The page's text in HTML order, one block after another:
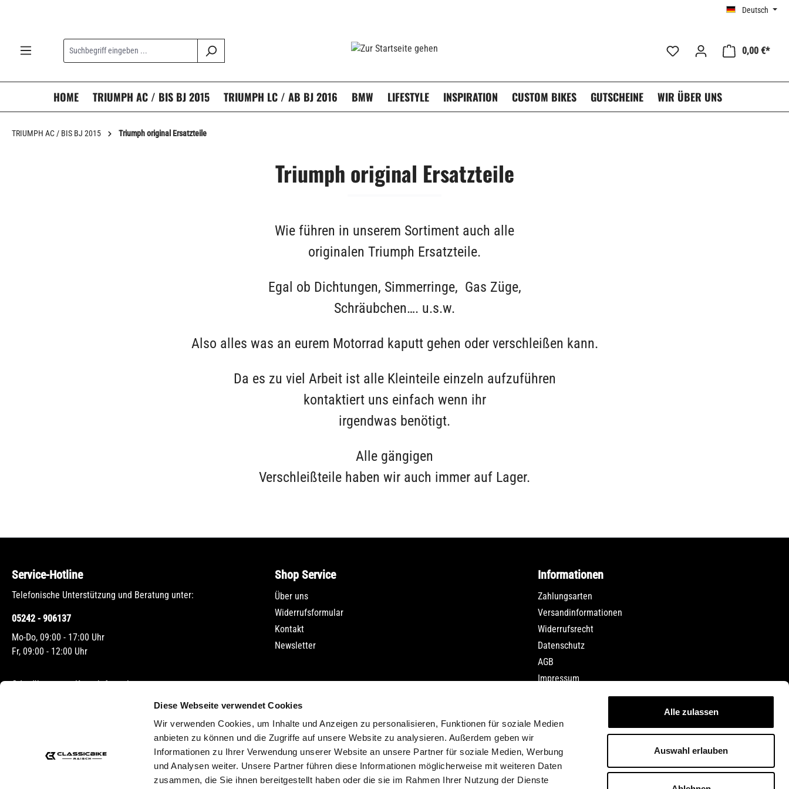
Diese Webseite verwendet Cookies
Wir verwenden Cookies, um Inhalte und Anzeigen zu personalisieren, Funktionen für soziale Medien
anbieten zu können und die Zugriffe auf unsere Website zu analysieren. Außerdem geben wir
Informationen zu Ihrer Verwendung unserer Website an unsere Partner für soziale Medien, Werbung
und Analysen weiter. Unsere Partner führen diese Informationen möglicherweise mit weiteren Daten
zusammen, die Sie ihnen bereitgestellt haben oder die sie im Rahmen Ihrer Nutzung der Dienste
Alle zulassen
Auswahl erlauben
Deutsch
0,00 €*
HOME TRIUMPH AC / BIS BJ 2015 TRIUMPH LC / AB BJ 2016 BMW LIFESTYLE INSPIRATION CUSTOM BIKES GUTSCHEINE WIR ÜBER UNS
TRIUMPH AC / BIS BJ 2015 Triumph original Ersatzteile
Triumph original Ersatzteile
Wie führen in unserem Sortiment auch alle
originalen Triumph Ersatzteile.
Egal ob Dichtungen, Simmerringe, Gas Züge,
Schräubchen…. u.s.w.
Also alles was an eurem Motorrad kaputt gehen oder verschleißen kann.
Da es zu viel Arbeit ist alle Kleinteile einzeln aufzuführen
kontaktiert uns einfach wenn ihr
irgendwas benötigt.
Alle gängigen
Verschleißteile haben wir auch immer auf Lager.
Service-Hotline
Telefonische Unterstützung und Beratung unter:
05242 - 906137
Mo-Do, 09:00 - 17:00 Uhr
Fr, 09:00 - 12:00 Uhr
Oder über unserKontaktformular.
Shop Service
Über uns
Widerrufsformular
Kontakt
Newsletter
Informationen
Zahlungsarten
Versandinformationen
Widerrufsrecht
Datenschutz
AGB
Impressum
* Alle Preise inkl. gesetzl. Mehrwertsteuer zzgl.Versandkostenund ggf. Nachnahmegebühren, wenn nicht anders angegeben.